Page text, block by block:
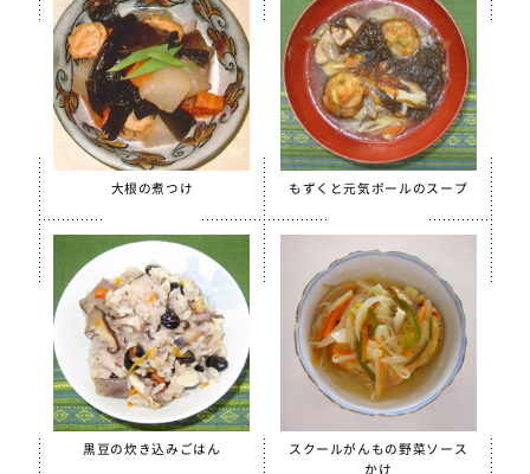
全学栄 枝豆とじゃこの元気ボール
全学栄 野菜ミックスボール
全学栄 ニューミートップ
検索
大根の煮つけ もずくと元気ボールのスープ
黒豆の炊き込みごはん
スクールがんもの野菜ソース
かけ